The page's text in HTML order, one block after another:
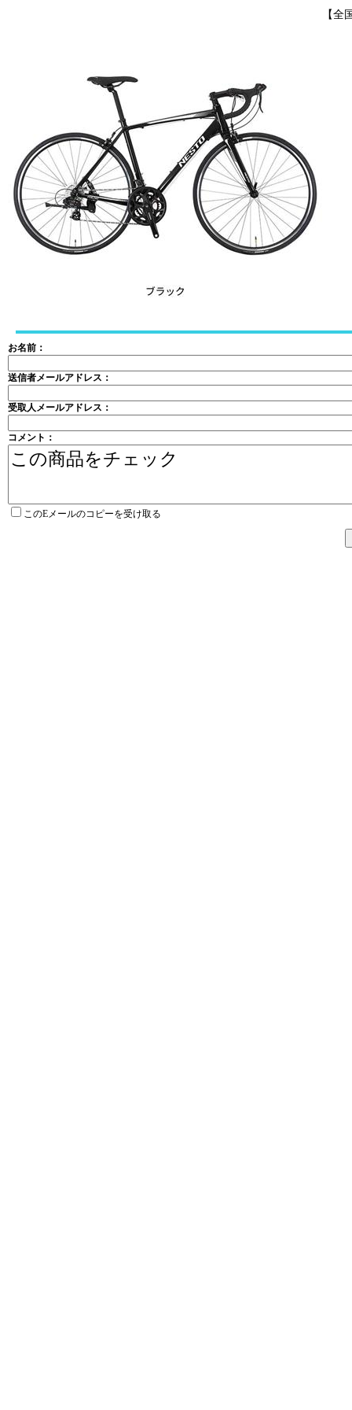
【全
お名前：
送信者メールアドレス：
受取人メールアドレス：
コメント：
このEメールのコピーを受け取る